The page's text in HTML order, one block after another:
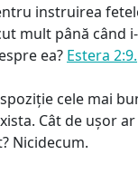
instruirea
mult până când
ea? Estera 2:9.
cele mai
Cât de ușor
Nicidecum.